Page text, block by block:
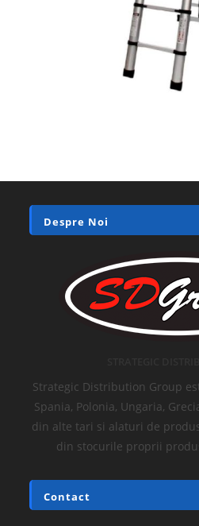
Despre Noi
Strategic Distribution Group
Spania, Polonia, Ungaria,
din alte tari si alaturi de
din stocurile proprii
Contact